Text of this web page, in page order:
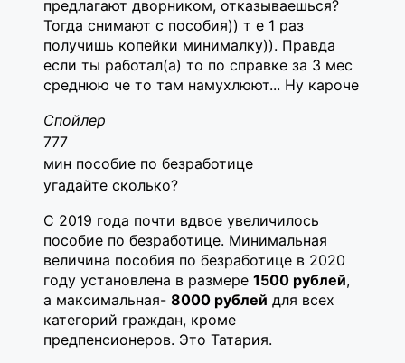
предлагают дворником, отказываешься?
Тогда снимают с пособия)) т е 1 раз
получишь копейки минималку)). Правда
если ты работал(а) то по справке за 3 мес
среднюю че то там намухлюют... Ну кароче
Спойлер
777
мин пособие по безработице
угадайте сколько?
С 2019 года почти вдвое увеличилось
пособие по безработице. Минимальная
величина пособия по безработице в 2020
году установлена в размере 1500 рублей,
а максимальная- 8000 рублей для всех
категорий граждан, кроме
предпенсионеров. Это Татария.